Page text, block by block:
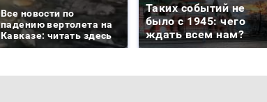
Все новости по
падению вертолета на
Кавказе: читать здесь
Таких событий не
было с 1945: чего
ждать всем нам?